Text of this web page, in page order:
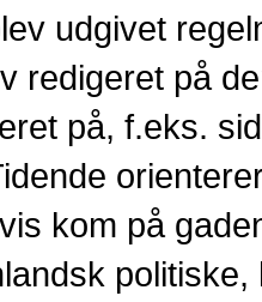
udgivet
redigeret på
på, f.eks.
kom på